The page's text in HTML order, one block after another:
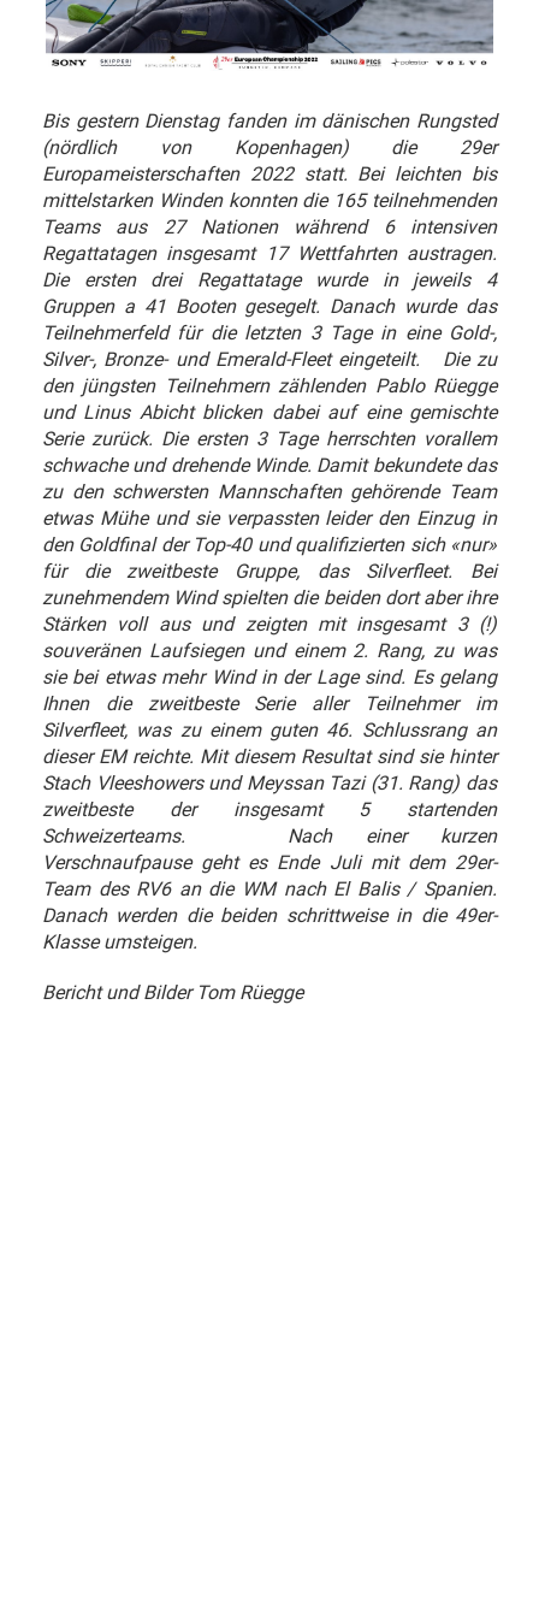
Bis gestern Dienstag fanden im dänischen Rungsted
(nördlich von Kopenhagen) die 29er
Europameisterschaften 2022 statt. Bei leichten bis
mittelstarken Winden konnten die 165 teilnehmenden
Teams aus 27 Nationen während 6 intensiven
Regattatagen insgesamt 17 Wettfahrten austragen.
Die ersten drei Regattatage wurde in jeweils 4
Gruppen a 41 Booten gesegelt. Danach wurde das
Teilnehmerfeld für die letzten 3 Tage in eine Gold-,
Silver-, Bronze- und Emerald-Fleet eingeteilt.
Die zu
den jüngsten Teilnehmern zählenden Pablo Rüegge
und Linus Abicht blicken dabei auf eine gemischte
Serie zurück. Die ersten 3 Tage herrschten vorallem
schwache und drehende Winde. Damit bekundete das
zu den schwersten Mannschaften gehörende Team
etwas Mühe und sie verpassten leider den Einzug in
den Goldfinal der Top-40 und qualifizierten sich «nur»
für die zweitbeste Gruppe, das Silverfleet. Bei
zunehmendem Wind spielten die beiden dort aber ihre
Stärken voll aus und zeigten mit insgesamt 3 (!)
souveränen Laufsiegen und einem 2. Rang, zu was
sie bei etwas mehr Wind in der Lage sind. Es gelang
Ihnen die zweitbeste Serie aller Teilnehmer im
Silverfleet, was zu einem guten 46. Schlussrang an
dieser EM reichte. Mit diesem Resultat sind sie hinter
Stach Vleeshowers und Meyssan Tazi (31. Rang) das
zweitbeste der insgesamt 5 startenden
Schweizerteams.
Nach einer kurzen
Verschnaufpause geht es Ende Juli mit dem 29er-
Team des RV6 an die WM nach El Balis / Spanien.
Danach werden die beiden schrittweise in die 49er-
Klasse umsteigen.
Bericht und Bilder Tom Rüegge